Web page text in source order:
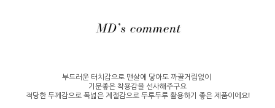
부드러운 터치감으로 맨살에 닿아도 까끌거림없이
기분좋은 착용감을 선사해주구요
적당한 두께감으로 폭넓은 계절감으로 두루두루 활용하기 좋은 제품이에요!